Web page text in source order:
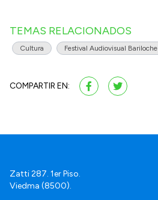
TEMAS RELACIONADOS
Cultura Festival Audiovisual Bariloche
COMPARTIR EN:
Zatti 287. 1er Piso.
Viedma (8500).